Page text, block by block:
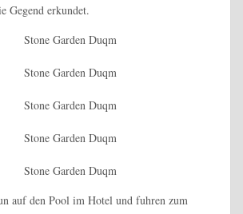
Gegend erkundet.
auf den Pool im Hotel und fuhren zum